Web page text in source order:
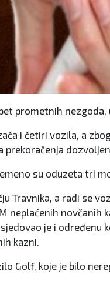
prometnih
i četiri vozila, a
prekoračenja
su oduzeta tri
Travnika, a radi se
neplaćenih
je i određenu
kazni.
Golf, koje je bilo